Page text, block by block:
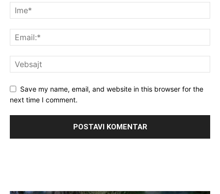
Save my name, email, and website in this browser for the
next time I comment.